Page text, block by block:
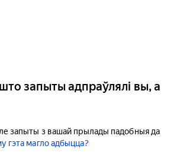
запыты адпраўлялі вы, а
запыты з вашай прылады падобныя да
гэта магло адбыцца?